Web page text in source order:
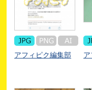
アフィピク編集部